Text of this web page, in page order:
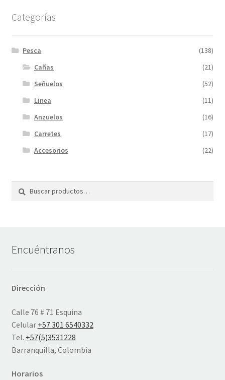
Categorías
Pesca
(138)
Cañas
(21)
Señuelos
(52)
Linea
(11)
Anzuelos
(16)
Carretes
(17)
Accesorios
(22)
Buscar
Buscar
Encuéntranos
Dirección
Calle 76 # 71 Esquina
Celular +57 301 6540332
Tel. +57(5)3531228
Barranquilla, Colombia
Horarios